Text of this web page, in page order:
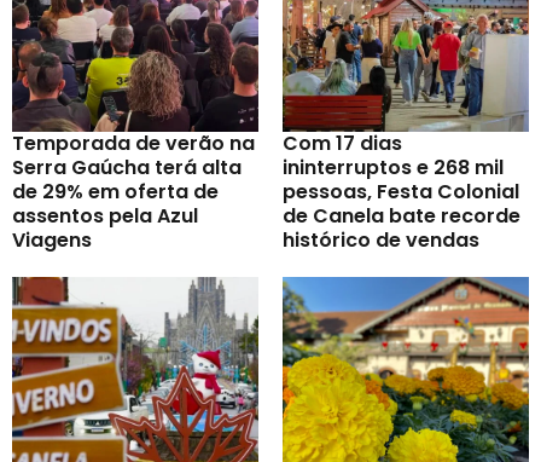
Temporada de verão na
Serra Gaúcha terá alta
de 29% em oferta de
assentos pela Azul
Viagens
Com 17 dias
ininterruptos e 268 mil
pessoas, Festa Colonial
de Canela bate recorde
histórico de vendas